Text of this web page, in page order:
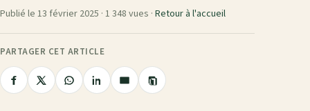
Publié le 13 février 2025 · 1 348 vues · Retour à l'accueil
PARTAGER CET ARTICLE
PartagerPartagerPartagerPartagerPartager
Copier
le